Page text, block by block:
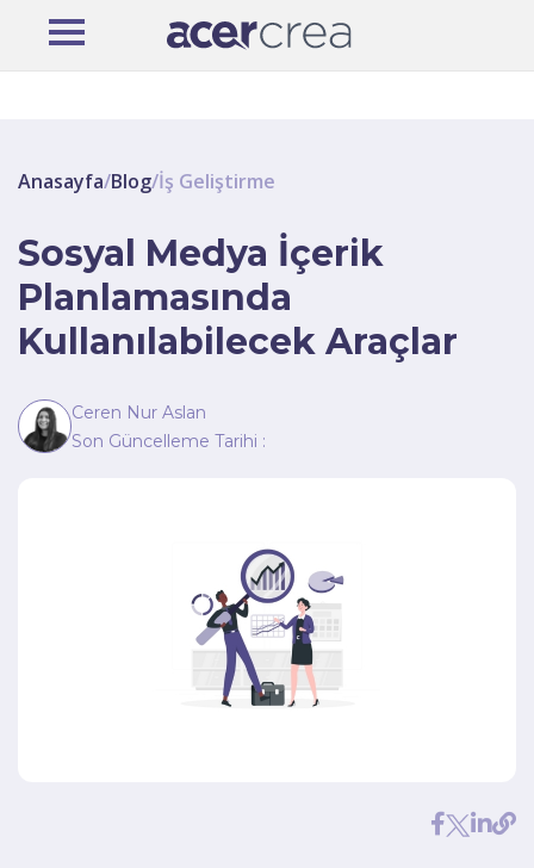
Anasayfa/Blog/İş Geliştirme
Sosyal Medya İçerik
Planlamasında
Kullanılabilecek Araçlar
Ceren Nur Aslan
Son Güncelleme Tarihi :